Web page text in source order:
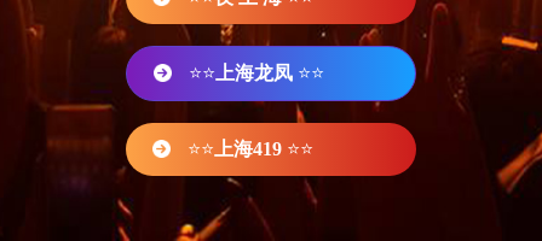
⭐⭐ 上海龙凤 ⭐⭐
⭐⭐ 上海419 ⭐⭐